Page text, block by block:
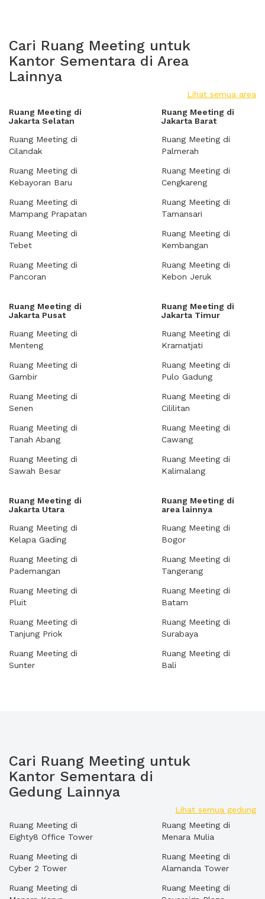
Cari Ruang Meeting untuk
Kantor Sementara di Area
Lainnya
Lihat semua area
Ruang Meeting di
Jakarta Selatan
Ruang Meeting di
Cilandak
Ruang Meeting di
Kebayoran Baru
Ruang Meeting di
Mampang Prapatan
Ruang Meeting di
Tebet
Ruang Meeting di
Pancoran
Ruang Meeting di
Jakarta Barat
Ruang Meeting di
Palmerah
Ruang Meeting di
Cengkareng
Ruang Meeting di
Tamansari
Ruang Meeting di
Kembangan
Ruang Meeting di
Kebon Jeruk
Ruang Meeting di
Jakarta Pusat
Ruang Meeting di
Menteng
Ruang Meeting di
Gambir
Ruang Meeting di
Senen
Ruang Meeting di
Tanah Abang
Ruang Meeting di
Sawah Besar
Ruang Meeting di
Jakarta Timur
Ruang Meeting di
Kramatjati
Ruang Meeting di
Pulo Gadung
Ruang Meeting di
Cililitan
Ruang Meeting di
Cawang
Ruang Meeting di
Kalimalang
Ruang Meeting di
Jakarta Utara
Ruang Meeting di
Kelapa Gading
Ruang Meeting di
Pademangan
Ruang Meeting di
Pluit
Ruang Meeting di
Tanjung Priok
Ruang Meeting di
Sunter
Ruang Meeting di
area lainnya
Ruang Meeting di
Bogor
Ruang Meeting di
Tangerang
Ruang Meeting di
Batam
Ruang Meeting di
Surabaya
Ruang Meeting di
Bali
Cari Ruang Meeting untuk
Kantor Sementara di
Gedung Lainnya
Lihat semua gedung
Ruang Meeting di
Eighty8 Office Tower
Ruang Meeting di
Cyber 2 Tower
Ruang Meeting di
Ruang Meeting di
Menara Mulia
Ruang Meeting di
Alamanda Tower
Ruang Meeting di